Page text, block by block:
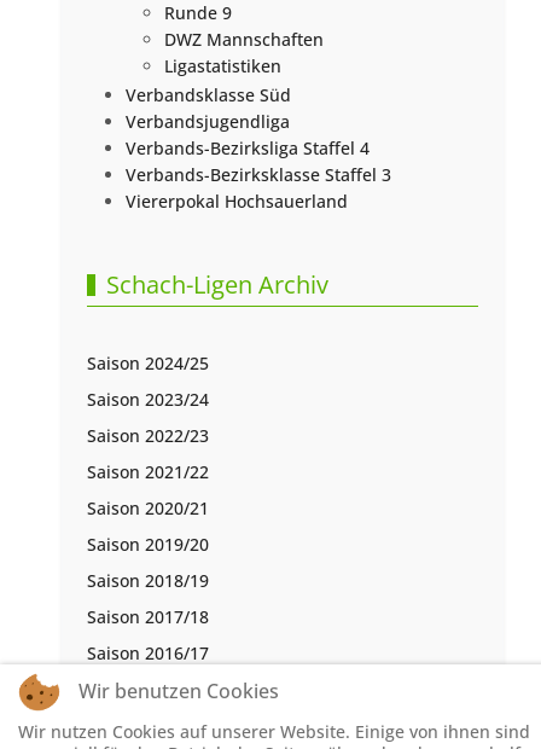
Runde 9
DWZ Mannschaften
Ligastatistiken
Verbandsklasse Süd
Verbandsjugendliga
Verbands-Bezirksliga Staffel 4
Verbands-Bezirksklasse Staffel 3
Viererpokal Hochsauerland
Schach-Ligen Archiv
Saison 2024/25
Saison 2023/24
Saison 2022/23
Saison 2021/22
Saison 2020/21
Saison 2019/20
Saison 2018/19
Saison 2017/18
Saison 2016/17
Wir benutzen Cookies
Wir nutzen Cookies auf unserer Website. Einige von ihnen sind